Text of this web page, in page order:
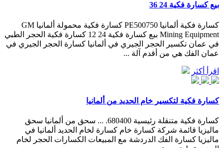
بيع كسارة فكية 24 36
كسارة فكية ألمانيا PE500750 كسارة فكية محمولة ألمانيا GM
Mining Equipment بيع كسارة فكية 24 12 كسارة فكية الحجر الطبي
في عمان تكسير الحجر الجيري في ألمانيا كسارة الحجر الجيري في
عمان الفك هي من أقدم آلة ...
اقرأ أكثر
كسارة فكية لتكسير خام الحديد من ألمانيا
كسارة فكية متنقلة رئيسية 680400. ... سحق من ألمانيا سحق
ماليزيا قائمة شركة كسارة خام كسارة لخام الحديد ألمانيا في
ماليزيا كسارة الفك الدردشة مع المبيعات الكسارات الحجر لخام